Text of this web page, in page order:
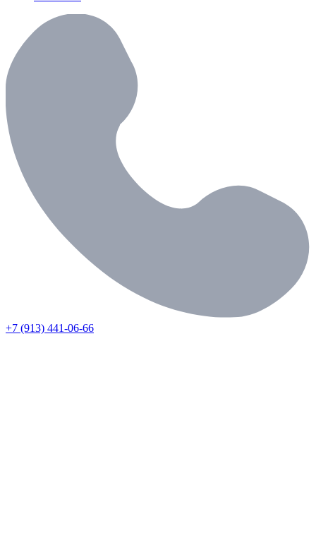
+7 (913) 441-06-66